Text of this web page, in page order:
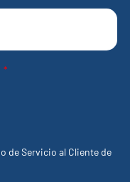
de Servicio al Cliente de